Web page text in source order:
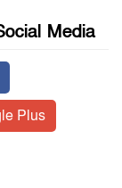
Media
Plus